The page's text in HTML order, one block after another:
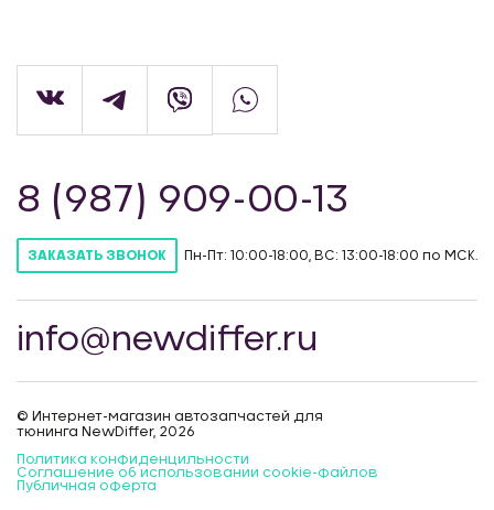
8 (987) 909-00-13
ЗАКАЗАТЬ ЗВОНОК Пн-Пт: 10:00-18:00, ВС: 13:00-18:00 по МСК.
info@newdiffer.ru
© Интернет-магазин автозапчастей для
тюнинга NewDiffer, 2026
Политика конфиденцильности
Соглашение об использовании cookie-файлов
Публичная оферта